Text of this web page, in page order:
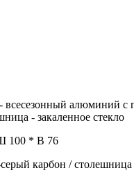
всесезонный алюминий
- закаленное стекло
100 * В 76
карбон / столешница